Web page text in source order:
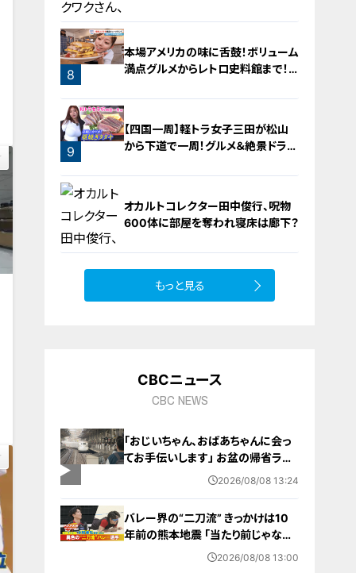
7
8
本場アメリカの味に舌鼓！ボリューム
満点グルメからレトロ史料館まで！
9
【四国一周】軽トラ女子三田が松山
から下道で一周！グルメ＆絶景ドライ
オカルトコレクター田中俊行、呪物
600体に部屋を奪われ寝床は廊下？
もっと見る
CBCニュース
CBC NEWS
「おじいちゃん、おばあちゃんに会っ
てお手伝いします」 お盆の帰省ラッ
シュが本格化 東海道新幹線下りがピ
2026/08/08 13:24
バレー界の“二刀流” きっかけは10
年前の熊本地震 ｢当たり前じゃなか
った｣ オフシーズンゼロの過酷スケ
2026/08/08 13:00